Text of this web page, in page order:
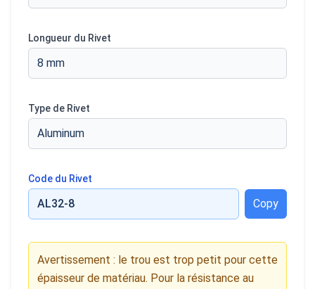
Longueur du Rivet
8 mm
Type de Rivet
Aluminum
Code du Rivet
AL32-8 Copy
Avertissement : le trou est trop petit pour cette
épaisseur de matériau. Pour la résistance au